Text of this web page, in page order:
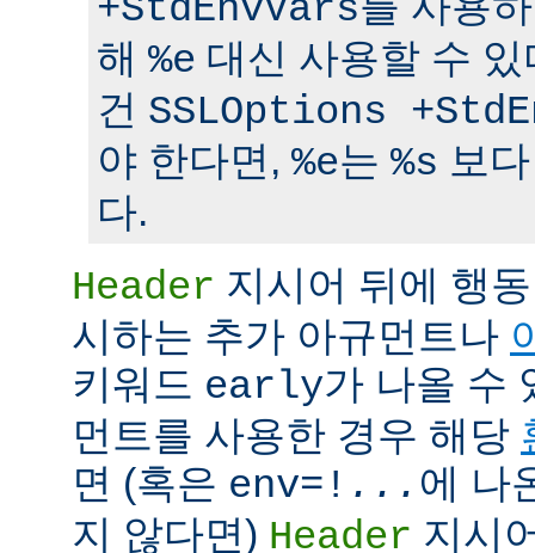
+StdEnvVars
해 %e 대신 사용할 수
건 SSLOptions
야 한다면, %e는 %s 보
다.
Header 지시어 뒤에 행
시하는 추가 아규먼트나
키워드 early가 나올 수
먼트를 사용한 경우 해당
면 (혹은 env=! ... 에 나
지 않다면) Header 지시